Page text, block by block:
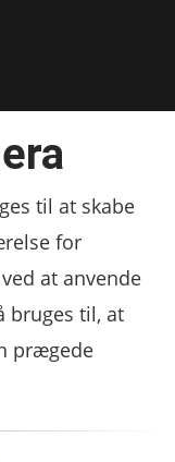
til at skabe
for
at anvende
bruges til, at
prægede